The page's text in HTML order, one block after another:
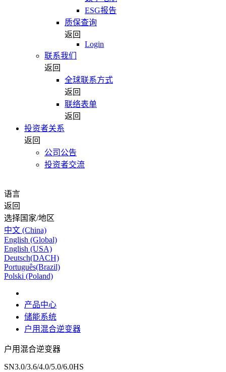
ESG报告
质保查询
返回
Login
联系我们
返回
全球联系方式
返回
联络表单
返回
投资者关系
返回
公司公告
投资者交流
语言
返回
选择国家/地区
中文 (China)
English (Global)
English (USA)
Deutsch(DACH)
Português(Brazil)
Polski (Poland)
产品中心
储能系统
户用混合逆变器
户用混合逆变器
SN3.0/3.6/4.0/5.0/6.0HS